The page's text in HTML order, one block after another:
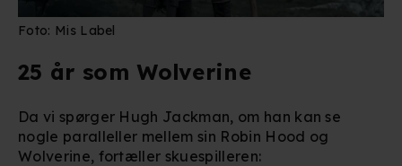
Foto: Mis Label
25 år som Wolverine
Da vi spørger Hugh Jackman, om han kan se
nogle paralleller mellem sin Robin Hood og
Wolverine, fortæller skuespilleren: